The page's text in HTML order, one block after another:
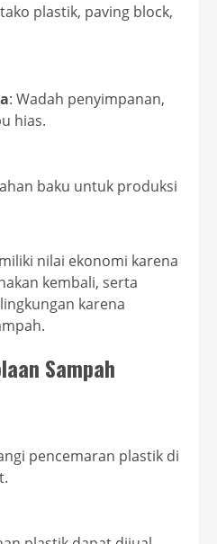
plastik, paving block,
: Wadah penyimpanan,
hias.
baku untuk produksi
nilai ekonomi karena
kembali, serta
karena
Sampah
pencemaran plastik di